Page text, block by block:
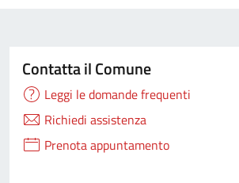
Contatta il Comune
Leggi le domande frequenti
Richiedi assistenza
Prenota appuntamento